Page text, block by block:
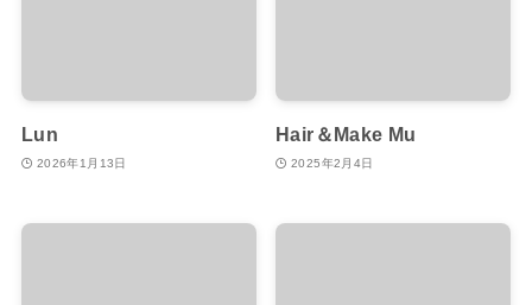
Lun
2026年1月13日
Hair＆Make Mu
2025年2月4日